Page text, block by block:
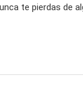
te pierdas de